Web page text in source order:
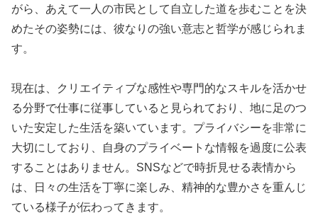
がら、あえて一人の市民として自立した道を歩むことを決
めたその姿勢には、彼なりの強い意志と哲学が感じられま
す。
現在は、クリエイティブな感性や専門的なスキルを活かせ
る分野で仕事に従事していると見られており、地に足のつ
いた安定した生活を築いています。プライバシーを非常に
大切にしており、自身のプライベートな情報を過度に公表
することはありません。SNSなどで時折見せる表情から
は、日々の生活を丁寧に楽しみ、精神的な豊かさを重んじ
ている様子が伝わってきます。